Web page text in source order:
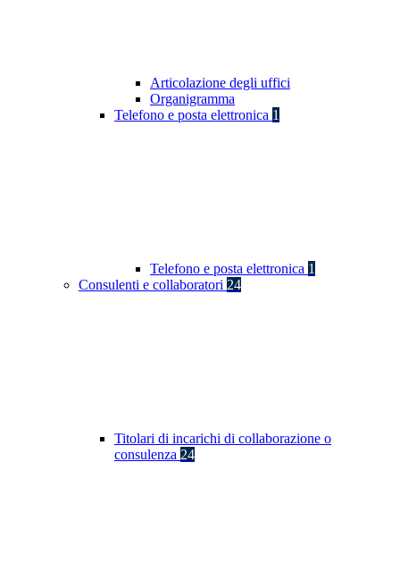
Articolazione degli uffici
Organigramma
Telefono e posta elettronica 1
Telefono e posta elettronica 1
Consulenti e collaboratori 24
Titolari di incarichi di collaborazione o
consulenza 24